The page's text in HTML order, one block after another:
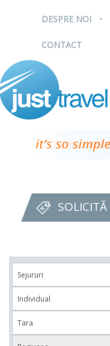
DESPRE NOI .
CONTACT
SOLICITĂ